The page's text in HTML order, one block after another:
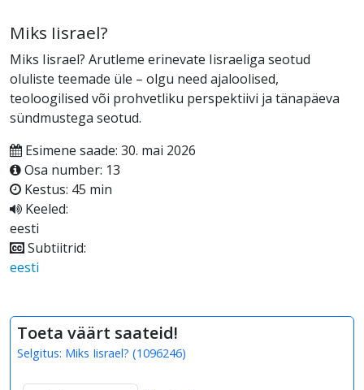
Miks Iisrael?
Miks Iisrael? Arutleme erinevate Iisraeliga seotud
oluliste teemade üle – olgu need ajaloolised,
teoloogilised või prohvetliku perspektiivi ja tänapäeva
sündmustega seotud.
Esimene saade: 30. mai 2026
Osa number: 13
Kestus: 45 min
Keeled:
eesti
Subtiitrid:
eesti
Toeta väärt saateid!
Selgitus: Miks Iisrael? (1096246)